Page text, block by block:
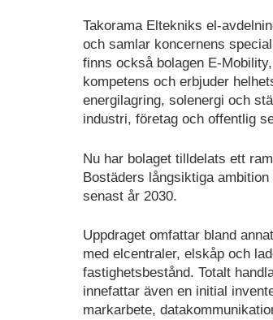
Takorama Eltekniks el-
och samlar koncernens
finns också bolagen E-
kompetens och erbjuder
energilagring, solenergi och
industri, företag och offentlig
Nu har bolaget tilldelats ett
Bostäders långsiktiga
senast år 2030.
Uppdraget omfattar bland
med elcentraler, elskåp och
fastighetsbestånd. Totalt
innefattar även en initial
markarbete,